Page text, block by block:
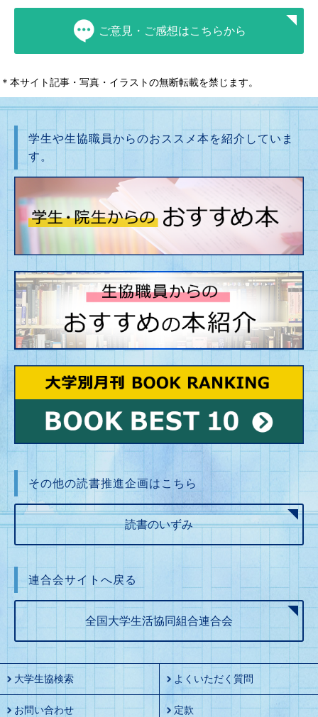
ご意見・ご感想はこちらから
＊本サイト記事・写真・イラストの無断転載を禁じます。
学生や生協職員からのおススメ本を紹介していま
す。
その他の読書推進企画はこちら
読書のいずみ
連合会サイトへ戻る
全国大学生活協同組合連合会
大学生協検索 よくいただく質問
お問い合わせ 定款